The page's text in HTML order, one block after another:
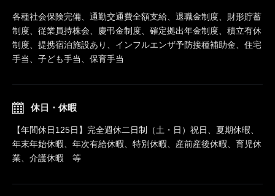
各種社会保険完備、通勤交通費全額支給、退職金制度、財形貯蓄
制度、従業員持株会、慶弔金制度、確定拠出年金制度、積立有休
制度、提携宿泊施設あり、インフルエンザ予防接種補助金、住宅
手当、子ども手当、保育手当
休日・休暇
【年間休日125日】完全週休二日制（土・日）祝日、夏期休暇、
年末年始休暇、年次有給休暇、特別休暇、産前産後休暇、育児休
業、介護休暇 等